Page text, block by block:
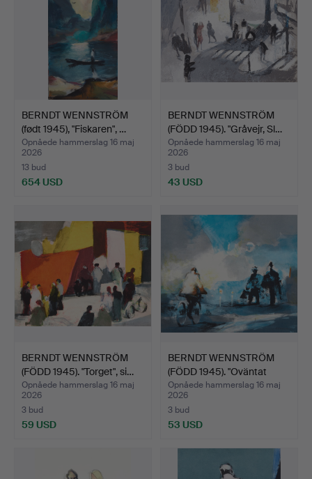
Small-town atmosphere in blue and light grey, or vivid
red, or a heavy yellow. The special moments of everyday
life, which he constantly seeks out and attempts to
recreate with shifting colour harmonies." – Ann-
Charlotte Sandelin, Kultursidan.nu, review of exhibition
at Galleri Sander, Norrköping 2011.
BERNDT WENNSTRÖM
(født 1945), "Fiskaren", …
Opnåede hammerslag 16 maj
2026
13 bud
654 USD
BERNDT WENNSTRÖM
(FÖDD 1945). "Gråvejr, Sl…
Opnåede hammerslag 16 maj
2026
3 bud
43 USD
BERNDT WENNSTRÖM
(FÖDD 1945). "Torget", si…
Opnåede hammerslag 16 maj
2026
3 bud
59 USD
BERNDT WENNSTRÖM
(FÖDD 1945). "Oväntat
möt…
Opnåede hammerslag 16 maj
2026
3 bud
53 USD